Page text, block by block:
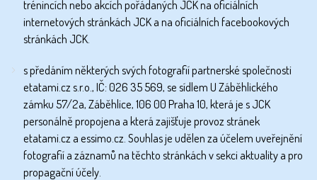
trénincích nebo akcích pořádaných JCK na oficiálních
internetových stránkách JCK a na oficiálních facebookových
stránkách JCK.
s předáním některých svých fotografií partnerské společnosti
etatami.cz s.r.o., IČ: 026 35 569, se sídlem U Záběhlického
zámku 57/2a, Záběhlice, 106 00 Praha 10, která je s JCK
personálně propojena a která zajišťuje provoz stránek
etatami.cz a essimo.cz. Souhlas je udělen za účelem uveřejnění
fotografií a záznamů na těchto stránkách v sekci aktuality a pro
propagační účely.